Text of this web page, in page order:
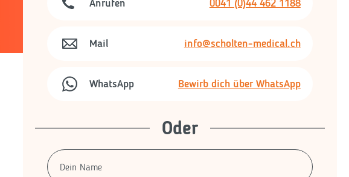
Anrufen 0041 (0)44 462 1188
Mail info@scholten-medical.ch
WhatsApp Bewirb dich über WhatsApp
Oder